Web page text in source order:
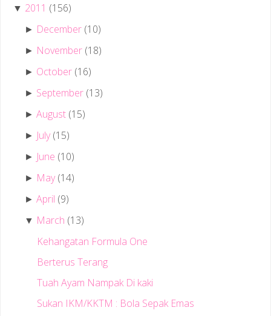
▼ 2011 (156)
► December (10)
► November (18)
► October (16)
► September (13)
►August (15)
► July (15)
► June (10)
► May (14)
►April (9)
▼ March (13)
Kehangatan Formula One
Berterus Terang
Tuah Ayam Nampak Di kaki
Sukan IKM/KKTM : Bola Sepak Emas